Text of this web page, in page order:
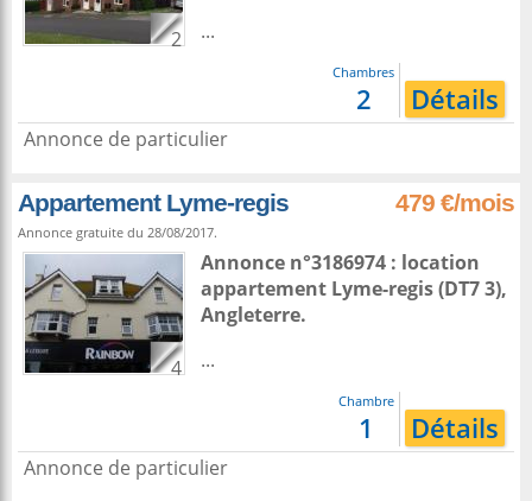
2
...
Chambres
2 Détails
Annonce de particulier
Appartement Lyme-regis 479 €/mois
Annonce gratuite du 28/08/2017.
4
Annonce n°3186974 : location
appartement Lyme-regis(DT7 3),
Angleterre.
...
Chambre
1 Détails
Annonce de particulier